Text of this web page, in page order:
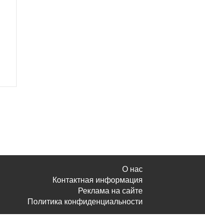
О нас
Контактная информация
Реклама на сайте
Политика конфиденциальности